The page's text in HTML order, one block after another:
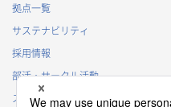
拠点一覧
サステナビリティ
採用情報
部活・サークル活動
スポンサー活動